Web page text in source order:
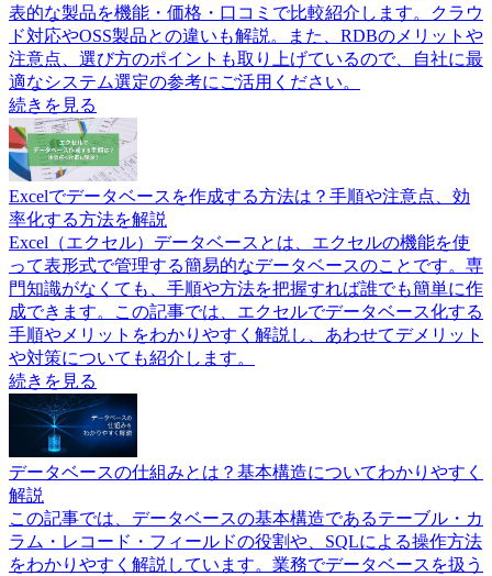
表的な製品を機能・価格・口コミで比較紹介します。クラウ
ド対応やOSS製品との違いも解説。また、RDBのメリットや
注意点、選び方のポイントも取り上げているので、自社に最
適なシステム選定の参考にご活用ください。
続きを見る
Excelでデータベースを作成する方法は？手順や注意点、効
率化する方法を解説
Excel（エクセル）データベースとは、エクセルの機能を使
って表形式で管理する簡易的なデータベースのことです。専
門知識がなくても、手順や方法を把握すれば誰でも簡単に作
成できます。この記事では、エクセルでデータベース化する
手順やメリットをわかりやすく解説し、あわせてデメリット
や対策についても紹介します。
続きを見る
データベースの仕組みとは？基本構造についてわかりやすく
解説
この記事では、データベースの基本構造であるテーブル・カ
ラム・レコード・フィールドの役割や、SQLによる操作方法
をわかりやすく解説しています。業務でデータベースを扱う